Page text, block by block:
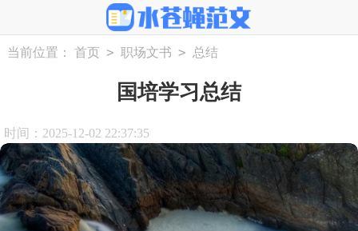
当前位置： 首页 > 职场文书 > 总结
国培学习总结
时间：2025-12-02 22:37:35